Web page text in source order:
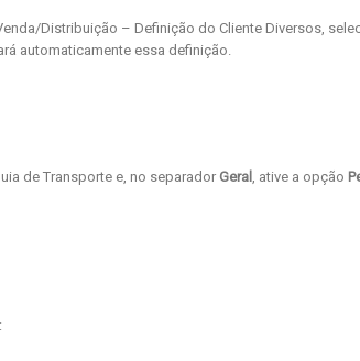
Distribuição – Definição do Cliente Diversos,
automaticamente essa definição.
de Transporte e, no separador Geral , ative a opção